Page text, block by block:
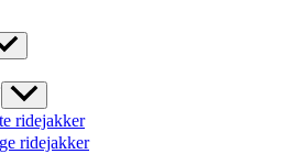
ridejakker
ridejakker